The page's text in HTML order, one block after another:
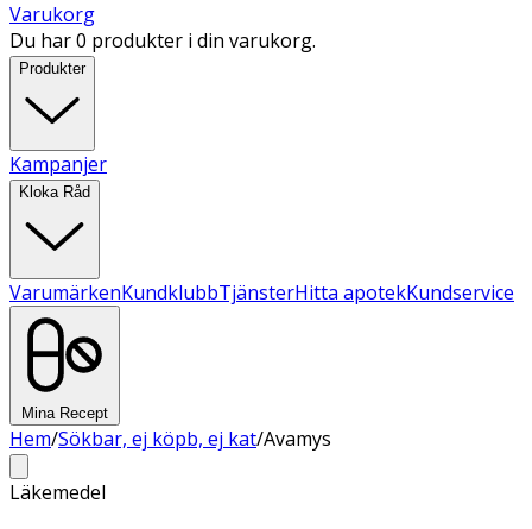
Varukorg
Du har 0 produkter i din varukorg.
Produkter
Kampanjer
Kloka Råd
VarumärkenKundklubbTjänsterHitta apotekKundservice
Mina Recept
Hem/Sökbar, ej köpb, ej kat/Avamys
Läkemedel